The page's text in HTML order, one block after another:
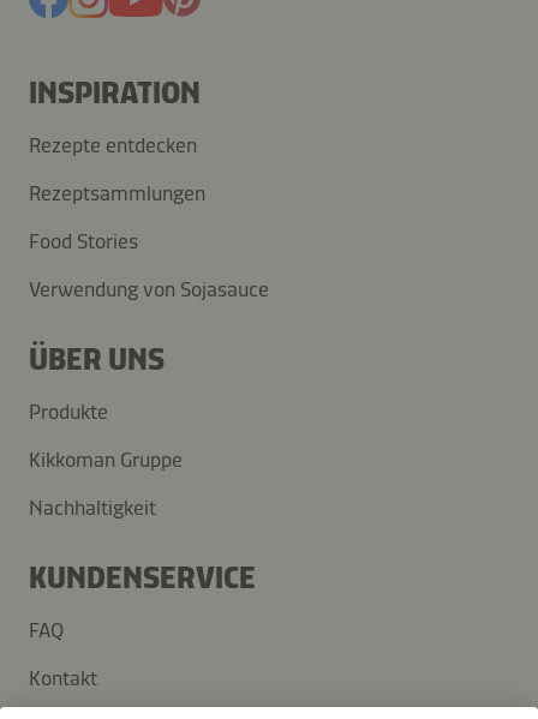
INSPIRATION
Rezepte entdecken
Rezeptsammlungen
Food Stories
Verwendung von Sojasauce
ÜBER UNS
Produkte
Kikkoman Gruppe
Nachhaltigkeit
KUNDENSERVICE
FAQ
Kontakt